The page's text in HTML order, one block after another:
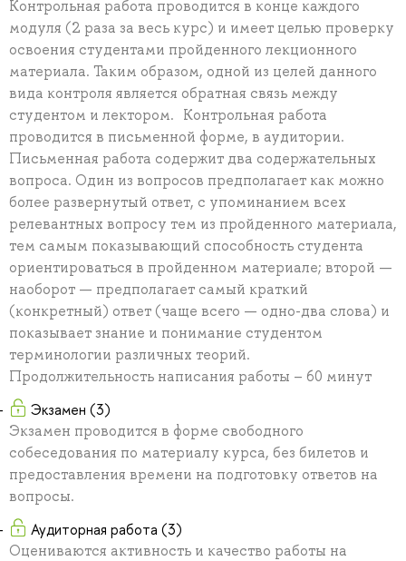
Контрольная работа проводится в конце каждого
модуля (2 раза за весь курс) и имеет целью проверку
освоения студентами пройденного лекционного
материала. Таким образом, одной из целей данного
вида контроля является обратная связь между
студентом и лектором. Контрольная работа
проводится в письменной форме, в аудитории.
Письменная работа содержит два содержательных
вопроса. Один из вопросов предполагает как можно
более развернутый ответ, с упоминанием всех
релевантных вопросу тем из пройденного материала,
тем самым показывающий способность студента
ориентироваться в пройденном материале; второй —
наоборот — предполагает самый краткий
(конкретный) ответ (чаще всего — одно-два слова) и
показывает знание и понимание студентом
терминологии различных теорий.
Продолжительность написания работы – 60 минут
Экзамен (3)
Экзамен проводится в форме свободного
собеседования по материалу курса, без билетов и
предоставления времени на подготовку ответов на
вопросы.
Аудиторная работа (3)
Оцениваются активность и качество работы на